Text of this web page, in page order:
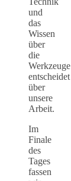
und
das
Wissen
über
die
Werkzeuge
entscheidet
über
unsere
Arbeit.
Im
Finale
des
Tages
fassen